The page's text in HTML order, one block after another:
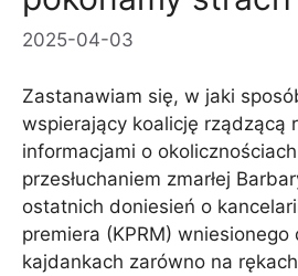
2025-04-03
Zastanawiam się, w jaki
wspierający koalicję rządzącą
informacjami o
przesłuchaniem zmarłej
ostatnich doniesień o
premiera (KPRM) wniesionego
kajdankach zarówno na